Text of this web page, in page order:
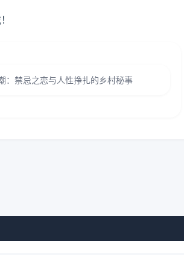
：禁忌之恋与人性挣扎的乡村秘事